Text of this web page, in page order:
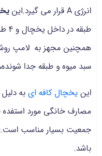
انرژی A قرار می گیرد.این
همچنین مجهز به لامپ
سبد میوه و طبقه جدا
اینیخچال کافه ای به
مصارف خانگی مورد
جمعیت بسیار مناسب
باشد.